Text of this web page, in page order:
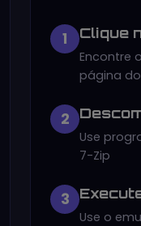
1 Clique
Encontre
página
2
Use
7-Zip
3
Use o